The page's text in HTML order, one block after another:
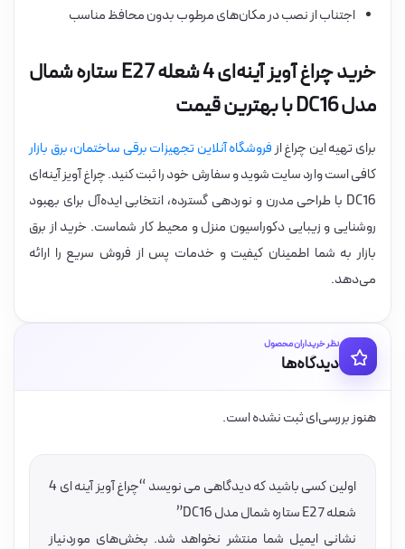
اجتناب از نصب در مکان‌های مرطوب بدون محافظ مناسب
خرید چراغ آویز آینه‌ای 4 شعله E27 ستاره شمال
مدل DC16 با بهترین قیمت
برای تهیه این چراغ ازفروشگاه آنلاین تجهیزات برقی ساختمان، برق بازار
کافی است وارد سایت شوید و سفارش خود را ثبت کنید. چراغ آویز آینه‌ای
DC16 با طراحی مدرن و نوردهی گسترده، انتخابی ایده‌آل برای بهبود
روشنایی و زیبایی دکوراسیون منزل و محیط کار شماست. خرید از برق
بازار به شما اطمینان کیفیت و خدمات پس از فروش سریع را ارائه
می‌دهد.
نظر خریداران محصول
دیدگاه‌ها
هنوز بررسی‌ای ثبت نشده است.
اولین کسی باشید که دیدگاهی می نویسد “چراغ آویز آینه ای 4
شعله E27 ستاره شمال مدل DC16”
نشانی ایمیل شما منتشر نخواهد شد. بخش‌های موردنیاز